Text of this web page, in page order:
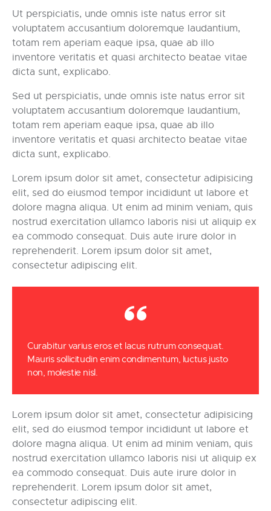
Ut perspiciatis, unde omnis iste natus error sit
voluptatem accusantium doloremque laudantium,
totam rem aperiam eaque ipsa, quae ab illo
inventore veritatis et quasi architecto beatae vitae
dicta sunt, explicabo.
Sed ut perspiciatis, unde omnis iste natus error sit
voluptatem accusantium doloremque laudantium,
totam rem aperiam eaque ipsa, quae ab illo
inventore veritatis et quasi architecto beatae vitae
dicta sunt, explicabo.
Lorem ipsum dolor sit amet, consectetur adipisicing
elit, sed do eiusmod tempor incididunt ut labore et
dolore magna aliqua. Ut enim ad minim veniam, quis
nostrud exercitation ullamco laboris nisi ut aliquip ex
ea commodo consequat. Duis aute irure dolor in
reprehenderit. Lorem ipsum dolor sit amet,
consectetur adipiscing elit.
Curabitur varius eros et lacus rutrum consequat.
Mauris sollicitudin enim condimentum, luctus justo
non, molestie nisl.
Lorem ipsum dolor sit amet, consectetur adipisicing
elit, sed do eiusmod tempor incididunt ut labore et
dolore magna aliqua. Ut enim ad minim veniam, quis
nostrud exercitation ullamco laboris nisi ut aliquip ex
ea commodo consequat. Duis aute irure dolor in
reprehenderit. Lorem ipsum dolor sit amet,
consectetur adipiscing elit.